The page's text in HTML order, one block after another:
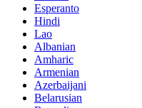
Esperanto
Hindi
Lao
Albanian
Amharic
Armenian
Azerbaijani
Belarusian